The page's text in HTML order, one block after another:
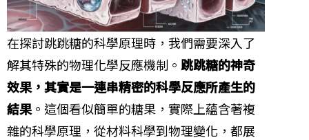
在探討跳跳糖的科學原理時，我們需要深入了
解其特殊的物理化學反應機制。 跳跳糖的神奇
效果，其實是一連串精密的科學反應所產生的
結果 。這個看似簡單的糖果，實際上蘊含著複
雜的科學原理，從材料科學到物理變化，都展